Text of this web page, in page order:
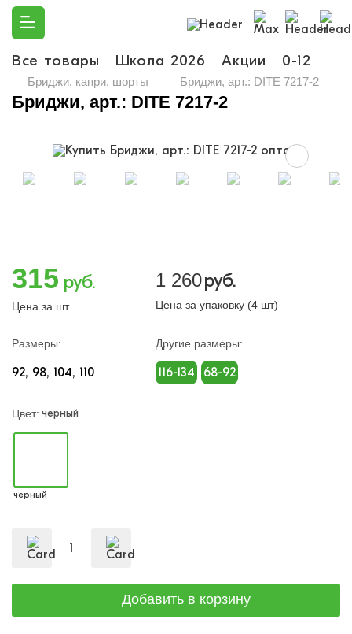
Все товары Школа 2026 Акции 0-12
Бриджи, капри, шорты Бриджи, арт.: DITE 7217-2
Бриджи, арт.: DITE 7217-2
315 руб.
Цена за шт
1 260руб.
Цена за упаковку (4 шт)
Размеры:
92 98 104 110
Другие размеры:
116-134 68-92
Цвет: черный
черный